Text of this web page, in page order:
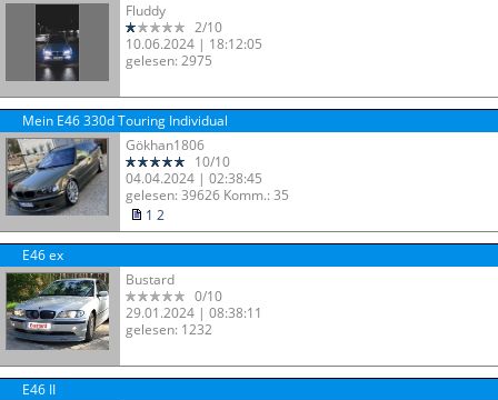
Fluddy
2/10
10.06.2024 | 18:12:05
gelesen: 2975
Mein E46 330d Touring Individual
Gökhan1806
10/10
04.04.2024 | 02:38:45
gelesen: 39626 Komm.: 35
1 2
E46 ex
Bustard
0/10
29.01.2024 | 08:38:11
gelesen: 1232
E46 II